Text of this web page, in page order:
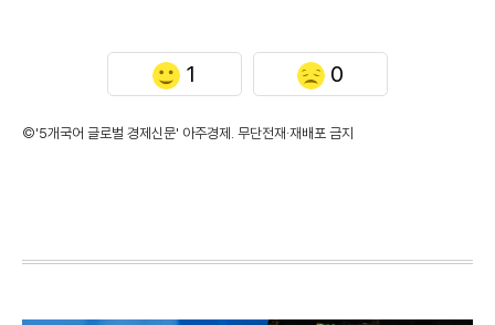
1 0
©'5개국어 글로벌 경제신문' 아주경제. 무단전재·재배포 금지